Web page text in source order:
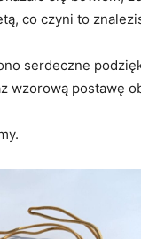
co czyni to
serdeczne
wzorową postawę